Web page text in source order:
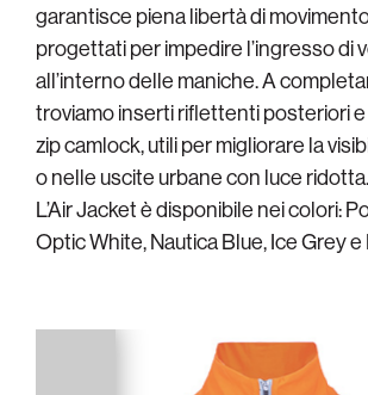
garantisce piena libertà di
progettati per impedire l’ingresso di
all’interno delle maniche. A
troviamo inserti riflettenti posteriori
zip camlock, utili per migliorare la
o nelle uscite urbane con luce ridotta.
L’Air Jacket è disponibile nei colori:
Optic White, Nautica Blue, Ice Grey e